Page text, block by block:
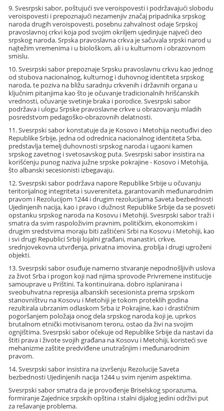
9. Svesrpski sabor, poštujući sve veroispovesti i podržavajući slobodu
veroispovesti i prepoznajući nezamenjiv značaj pripadnika srpskog
naroda drugih veroispovesti, posebnu zahvalnost odaje Srpskoj
pravoslavnoj crkvi koja pod svojim okriljem ujedinjuje najveći deo
srpskog naroda. Srpska pravoslavna crkva je sačuvala srpski narod u
najtežim vremenima i u biološkom, ali i u kulturnom i obrazovnom
smislu.
10. Svesrpski sabor prepoznaje Srpsku pravoslavnu crkvu kao jednog
od stubova nacionalnog, kulturnog i duhovnog identiteta srpskog
naroda, te poziva na bližu saradnju crkvenih i državnih organa u
ključnim pitanjima kao što je očuvanje tradicionalnih hrišćanskih
vrednosti, očuvanje svetinje braka i porodice. Svesrpski sabor
podržava i ulogu Srpske pravoslavne crkve u obrazovanju mladih
posredstvom pedagoško-obrazovnih delatnosti.
11. Svesrpski sabor konstatuje da je Kosovo i Metohija neotuđivi deo
Republike Srbije, jedna od odrednica nacionalnog identiteta Srba,
predstavlja temelj duhovnosti srpskog naroda i ugaoni kamen
srpskog zavetnog i svetosavskog puta. Svesrpski sabor insistira na
korišćenju punog naziva južne srpske pokrajine - Kosovo i Metohija,
što albanski secesionisti izbegavaju.
12. Svesrpski sabor podržava napore Republike Srbije u očuvanju
teritorijalnog integriteta i suvereniteta, garantovanih međunarodnim
pravom i Rezolucijom 1244 i drugim rezolucijama Saveta bezbednosti
Ujedinjenih nacija, kao i pravo i dužnost Republike Srbije da se posveti
opstanku srpskog naroda na Kosovu i Metohiji. Svesrpski sabor traži i
smatra da svim raspoloživim pravnim, političkim, ekonomskim i
drugim sredstvima moraju biti zaštićeni Srbi na Kosovu i Metohiji, kao
i svi drugi Republici Srbiji lojalni građani, manastiri, crkve,
srednjovekovna utvrđenja, privatna imovina, groblja i drugi ugroženi
objekti.
13. Svesrpski sabor osuđuje namerno stvaranje nepodnošljivih uslova
za život Srba i progon koji nad njima sprovode Privremene institucije
samouprave u Prištini. Ta kontinuirana, dobro isplanirana i
sveobuhvatna represija albanskih secesionista prema srpskom
stanovništvu na Kosovu i Metohiji je tokom proteklih godina
rezultirala ubrzanim odlaskom Srba iz Pokrajine, kao i drastičnim
pogoršanjem položaja onog dela srpskog naroda koji je, uprkos
brutalnom etnički motivisanom teroru, ostao da živi na svojim
ognjištima. Svesrpski sabor očekuje od Republike Srbije da nastavi da
štiti prava i živote svojih građana na Kosovu i Metohiji, koristeći sve
mehanizme zaštite predviđene unutrašnjim i međunarodnim
pravom.
14. Svesrpski sabor insistira na izvršenju Rezolucije Saveta
bezbednosti Ujedinjenih nacija 1244 u svim njenim aspektima.
Svesrpski sabor smatra da je provođenje Briselskog sporazuma,
formiranje Zajednice srpskih opština i stalni dijalog jedini održivi put
za rešavanje problema.